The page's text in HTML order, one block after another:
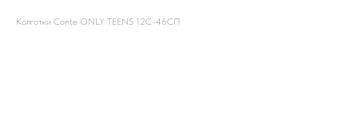
Колготки Conte ONLY TEENS 12С-46СП